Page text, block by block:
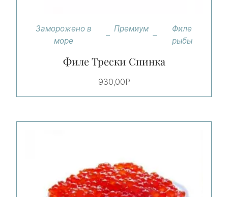
Заморожено в
море
Премиум
Филе
рыбы
Филе Трески Спинка
930,00₽